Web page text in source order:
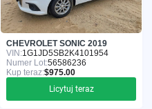
CHEVROLET SONIC 2019
VIN:1G1JD5SB2K4101954
Numer Lot:56586236
Kup teraz:$975.00
Licytuj teraz